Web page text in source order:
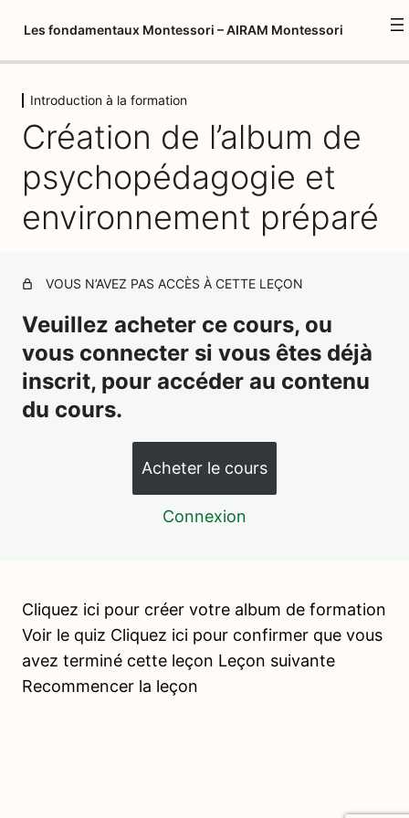
Les fondamentaux Montessori – AIRAM Montessori
Introduction à la formation
Création de l'album de psychopédagogie et
environnement préparé
Psychopédagogie 1
1 leçon, 1 quiz
Environnement préparé
Introduction aux fondamentaux
3 leçons, 1 quiz
Vie Pratique – Activités préliminaires
/ activités oculomotrices
18 leçons, 6 quiz
Vie pratique – Soin de la personne
Vie pratique – Activités de soin du
10 leçons, 3 quiz
Vie pratique – Grâce et courtoisie
5 leçons, 1 quiz
Psychopédagogie 3
Introduction à la formation
Création de l’album de
psychopédagogie et
environnement préparé
VOUS N’AVEZ PAS ACCÈS À CETTE LEÇON
Veuillez acheter ce cours, ou
vous connecter si vous êtes déjà
inscrit, pour accéder au contenu
du cours.
Acheter le cours
Connexion
Cliquez ici pour créer votre album de formation
Voir le quiz Cliquez ici pour confirmer que vous
avez terminé cette leçon Leçon suivante
Recommencer la leçon